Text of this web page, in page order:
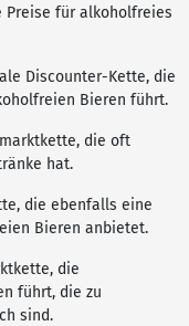
Preise für alkoholfreies
Discounter-Kette, die
Bieren führt.
die oft
hat.
die ebenfalls eine
Bieren anbietet.
die
führt, die zu
sind.